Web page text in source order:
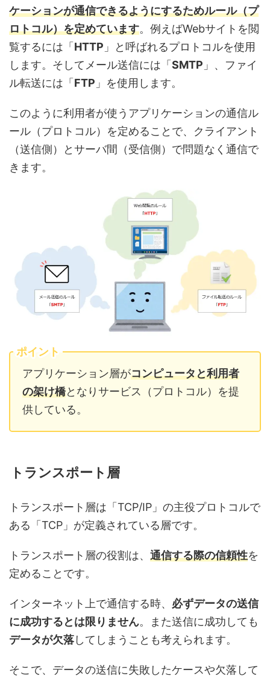
ケーションが通信できるようにするためルール（プ
ロトコル）を定めています。例えばWebサイトを閲
覧するには「 HTTP 」と呼ばれるプロトコルを使用
します。そしてメール送信には「 SMTP 」、ファイ
ル転送には「 FTP 」を使用します。
このように利用者が使うアプリケーションの通信ル
ール（プロトコル）を定めることで、クライアント
（送信側）とサーバ間（受信側）で問題なく通信で
きます。
ポイント
アプリケーション層がコンピュータと利用者
の架け橋となりサービス（プロトコル）を提
供している。
トランスポート層
トランスポート層は「TCP/IP」の主役プロトコルで
ある「TCP」が定義されている層です。
トランスポート層の役割は、 通信する際の信頼性を
定めることです。
インターネット上で通信する時、 必ずデータの送信
に成功するとは限りません。また送信に成功しても
データが欠落してしまうことも考えられます。
そこで、データの送信に失敗したケースや欠落して